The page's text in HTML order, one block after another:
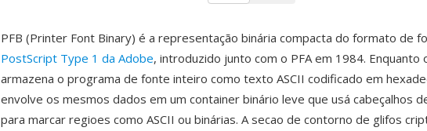
PFB (Printer Font Binary) é a representação binária compacta do formato de
PostScript Type 1 da Adobe, introduzido junto com o PFA em 1984. Enquanto
armazena o programa de fonte inteiro como texto ASCII codificado em
envolve os mesmos dados em um container binário leve que usá cabeçalhos
para marcar regioes como ASCII ou binárias. A secao de contorno de glifos